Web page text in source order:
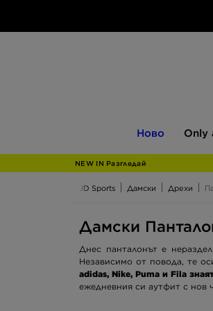
Ново
JD
Only
NEW IN Разгледай
JD Sports Дамски Дрехи
Дамски
Днес панталонът е
Независимо от повода, те
adidas, Nike, Puma и Fila
ежедневния си аутфит с нов